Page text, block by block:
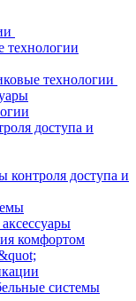
технологии
технологии
доступа и
контроля доступа и
комфортом
системы